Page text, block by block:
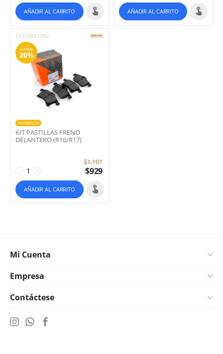
AÑADIR AL CARRITO AÑADIR AL CARRITO
93305892DRV
AHORRE
20%
PROMOCIÓN
KIT PASTILLAS FRENO
DELANTERO (R16/R17)
+
−
$1,161
$929
AÑADIR AL CARRITO
Mi Cuenta
Empresa
Contáctese